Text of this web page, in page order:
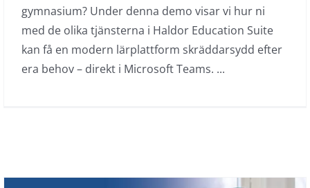
gymnasium? Under denna demo visar vi hur ni
med de olika tjänsterna i Haldor Education Suite
kan få en modern lärplattform skräddarsydd efter
era behov – direkt i Microsoft Teams. ...